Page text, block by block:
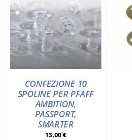
CONFEZIONE 10
SPOLINE PER PFAFF
AMBITION,
PASSPORT,
SMARTER
13,00€